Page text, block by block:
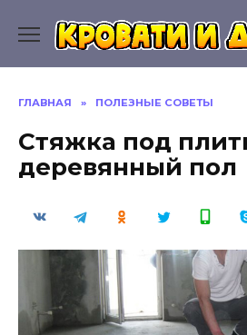
содержанию
ГЛАВНАЯ » ПОЛЕЗНЫЕ СОВЕТЫ
Стяжка под
деревянный пол